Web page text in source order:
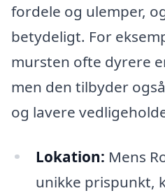
fordele og ulemper,
betydeligt. For
mursten ofte dyrere
men den tilbyder
og lavere
Lokation: Mens
unikke prispunkt,